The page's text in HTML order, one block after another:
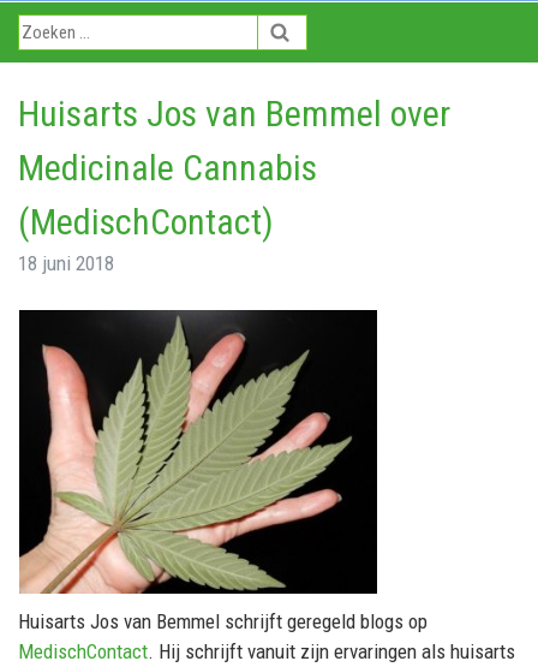
Huisarts Jos van Bemmel over
Medicinale Cannabis
(MedischContact)
18 juni 2018
Huisarts Jos van Bemmel schrijft geregeld blogs op
MedischContact. Hij schrijft vanuit zijn ervaringen als huisarts